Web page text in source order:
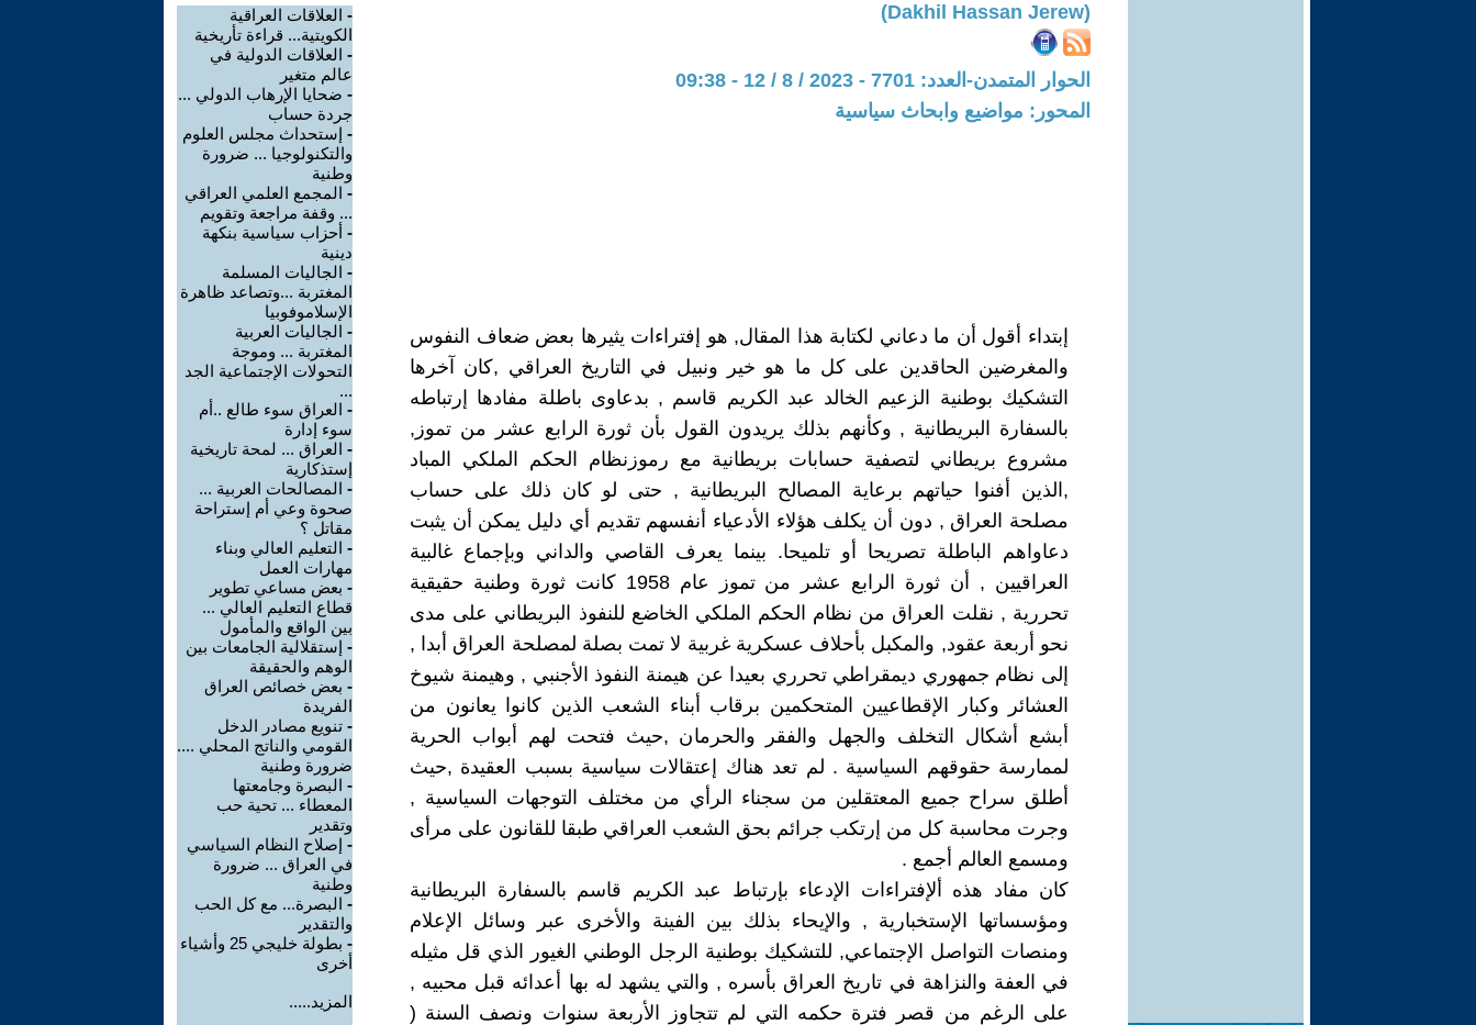
(Dakhil Hassan Jerew)
الحوار المتمدن-العدد: 7701 - 2023 / 8 / 12 - 09:38
المحور: مواضيع وابحاث سياسية
إبتداء أقول أن ما دعاني لكتابة هذا المقال, هو إفتراءات يثيرها بعض ضعاف النفوس
والمغرضين الحاقدين على كل ما هو خير ونبيل في التاريخ العراقي ,كان آخرها
التشكيك بوطنية الزعيم الخالد عبد الكريم قاسم , بدعاوى باطلة مفادها إرتباطه
بالسفارة البريطانية , وكأنهم بذلك يريدون القول بأن ثورة الرابع عشر من تموز,
مشروع بريطاني لتصفية حسابات بريطانية مع رموزنظام الحكم الملكي المباد
,الذين أفنوا حياتهم برعاية المصالح البريطانية , حتى لو كان ذلك على حساب
مصلحة العراق , دون أن يكلف هؤلاء الأدعياء أنفسهم تقديم أي دليل يمكن أن يثبت
دعاواهم الباطلة تصريحا أو تلميحا. بينما يعرف القاصي والداني وبإجماع غالبية
العراقيين , أن ثورة الرابع عشر من تموز عام 1958 كانت ثورة وطنية حقيقية
تحررية , نقلت العراق من نظام الحكم الملكي الخاضع للنفوذ البريطاني على مدى
نحو أربعة عقود, والمكبل بأحلاف عسكرية غربية لا تمت بصلة لمصلحة العراق أبدا ,
إلى نظام جمهوري ديمقراطي تحرري بعيدا عن هيمنة النفوذ الأجنبي , وهيمنة شيوخ
العشائر وكبار الإقطاعيين المتحكمين برقاب أبناء الشعب الذين كانوا يعانون من
أبشع أشكال التخلف والجهل والفقر والحرمان ,حيث فتحت لهم أبواب الحرية
لممارسة حقوقهم السياسية . لم تعد هناك إعتقالات سياسية بسبب العقيدة ,حيث
أطلق سراح جميع المعتقلين من سجناء الرأي من مختلف التوجهات السياسية ,
وجرت محاسبة كل من إرتكب جرائم بحق الشعب العراقي طبقا للقانون على مرأى
ومسمع العالم أجمع .
كان مفاد هذه ألإفتراءات الإدعاء بإرتباط عبد الكريم قاسم بالسفارة البريطانية
ومؤسساتها الإستخبارية , والإيحاء بذلك بين الفينة والأخرى عبر وسائل الإعلام
ومنصات التواصل الإجتماعي, للتشكيك بوطنية الرجل الوطني الغيور الذي قل مثيله
في العفة والنزاهة في تاريخ العراق بأسره , والتي يشهد له بها أعدائه قبل محبيه ,
على الرغم من قصر فترة حكمه التي لم تتجاوز الأربعة سنوات ونصف السنة (
- العلاقات العراقية
الكويتية... قراءة تأريخية
- العلاقات الدولية في
عالم متغير
- ضحايا الإرهاب الدولي ...
جردة حساب
- إستحداث مجلس العلوم
والتكنولوجيا ... ضرورة
وطنية
- المجمع العلمي العراقي
... وقفة مراجعة وتقويم
- أحزاب سياسية بنكهة
دينية
- الجاليات المسلمة
المغتربة ...وتصاعد ظاهرة
الإسلاموفوبيا
- الجاليات العربية
المغتربة ... وموجة
التحولات الإجتماعية الجد
...
- العراق سوء طالع ..أم
سوء إدارة
- العراق ... لمحة تاريخية
إستذكارية
- المصالحات العربية ...
صحوة وعي أم إستراحة
مقاتل ؟
- التعليم العالي وبناء
مهارات العمل
- بعض مساعي تطوير
قطاع التعليم العالي ...
بين الواقع والمأمول
- إستقلالية الجامعات بين
الوهم والحقيقة
- بعض خصائص العراق
الفريدة
- تنويع مصادر الدخل
القومي والناتج المحلي ....
ضرورة وطنية
- البصرة وجامعتها
المعطاء ... تحية حب
وتقدير
- إصلاح النظام السياسي
في العراق ... ضرورة
وطنية
- البصرة... مع كل الحب
والتقدير
-
بطولة خليجي 25 وأشياء
أخرى
المزيد.....